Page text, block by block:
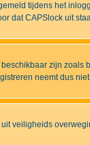
tijdens het
dat CAPSlock uit
zijn
neemt dus
veiligheids